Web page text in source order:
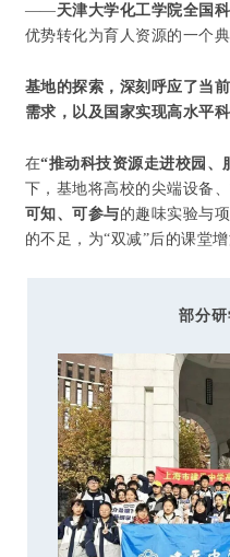
——天津大学化工学院全国
优势转化为育人资源的一个典
基地的探索，深刻呼应了当
需求，以及国家实现高水平
在“推动科技资源走进校园、
下，基地将高校的尖端设备
可知、可参与的趣味实验与
的不足，为“双减”后的课堂
部分